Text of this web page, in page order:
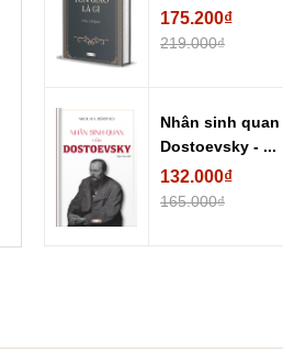
175.200₫
219.000₫
Nhân sinh quan
Dostoevsky - ...
132.000₫
165.000₫